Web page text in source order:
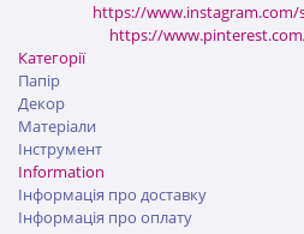
Категорії
Папір
Декор
Матеріали
Інструмент
Information
Інформація про доставку
Інформація про оплату
https://
https://